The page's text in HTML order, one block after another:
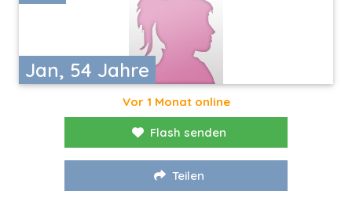
Jan, 54 Jahre
Vor 1 Monat online
Flash senden
Teilen